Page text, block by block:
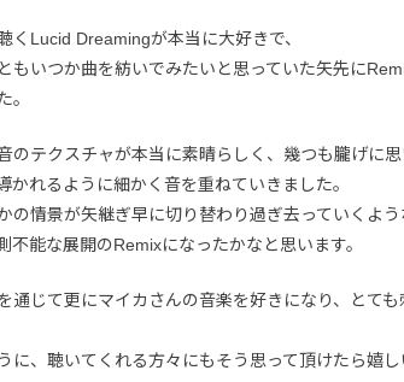
くLucid Dreamingが本当に大好きで、
もいつか曲を紡いでみたいと思っていた矢先に
。
のテクスチャが本当に素晴らしく、幾つも朧げに
かれるように細かく音を重ねていきました。
の情景が矢継ぎ早に切り替わり過ぎ去っていくよ
不能な展開のRemixになったかなと思います。
通じて更にマイカさんの音楽を好きになり、とて
に、聴いてくれる方々にもそう思って頂けたら嬉し